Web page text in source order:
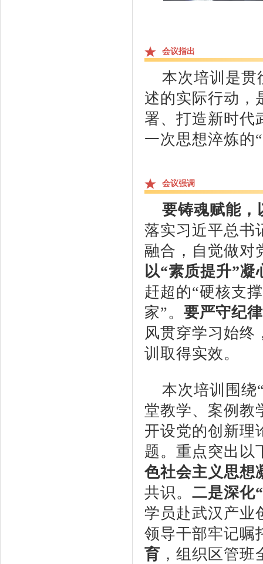
会议指出
本次培训是贯
述的实际行动，
署、打造新时代
一次思想淬炼的
会议强调
要铸魂赋能，
落实习近平总书
融合，自觉做对
以“素质提升”凝
赶超的“硬核支
家”。 要严守纪
风贯穿学习始终
训取得实效。
本次培训围绕
堂教学、案例教
开设党的创新理
题。重点突出以
色社会主义思想
共识。 二是深化
学员赴武汉产业
领导干部牢记嘱
育 ，组织区管